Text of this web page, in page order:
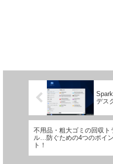
デス
不用品・粗大ゴミの回収ト
ル…防ぐための4つのポイン
ト！